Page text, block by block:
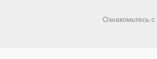
Ознакомьтесь с